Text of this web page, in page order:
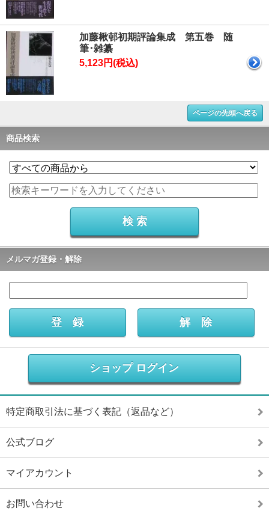
加藤楸邨初期評論集成 第五巻 随
筆･雑纂
5,123円(税込)
ページの先頭へ戻る
商品検索
メルマガ登録・解除
ショップ ログイン
特定商取引法に基づく表記（返品など）
公式ブログ
マイアカウント
お問い合わせ